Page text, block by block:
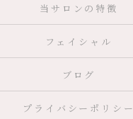
当サロンの特徴
フェイシャル
ブログ
プライバシーポリシー